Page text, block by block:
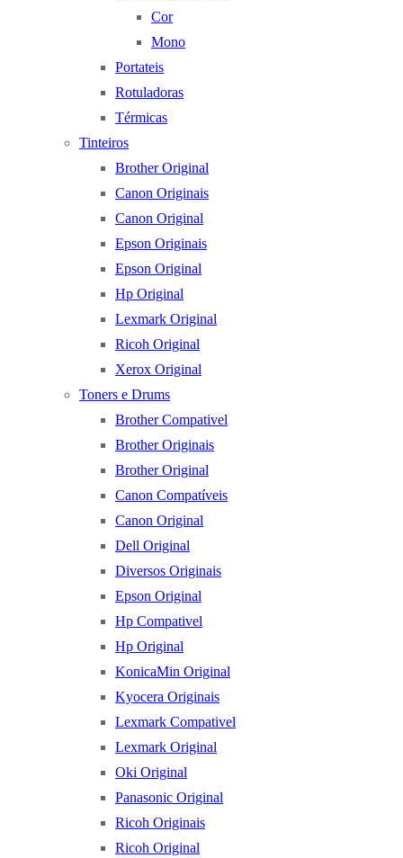
Cor
Mono
Portateis
Rotuladoras
Térmicas
Tinteiros
Brother Original
Canon Originais
Canon Original
Epson Originais
Epson Original
Hp Original
Lexmark Original
Ricoh Original
Xerox Original
Toners e Drums
Brother Compativel
Brother Originais
Brother Original
Canon Compatíveis
Canon Original
Dell Original
Diversos Originais
Epson Original
Hp Compativel
Hp Original
KonicaMin Original
Kyocera Originais
Lexmark Compativel
Lexmark Original
Oki Original
Panasonic Original
Ricoh Originais
Ricoh Original